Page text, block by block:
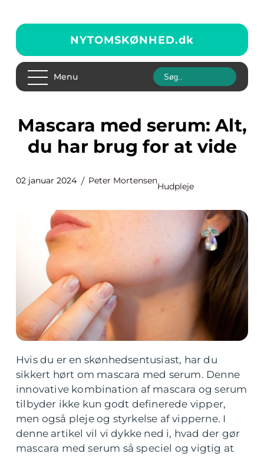
NYTOMSKØNHED.dk
Menu
Mascara med serum: Alt,
du har brug for at vide
02 januar 2024 Peter Mortensen
Hudpleje
Hvis du er en skønhedsentusiast, har du
sikkert hørt om mascara med serum. Denne
innovative kombination af mascara og serum
tilbyder ikke kun godt definerede vipper,
men også pleje og styrkelse af vipperne. I
denne artikel vil vi dykke ned i, hvad der gør
mascara med serum så speciel og vigtig at